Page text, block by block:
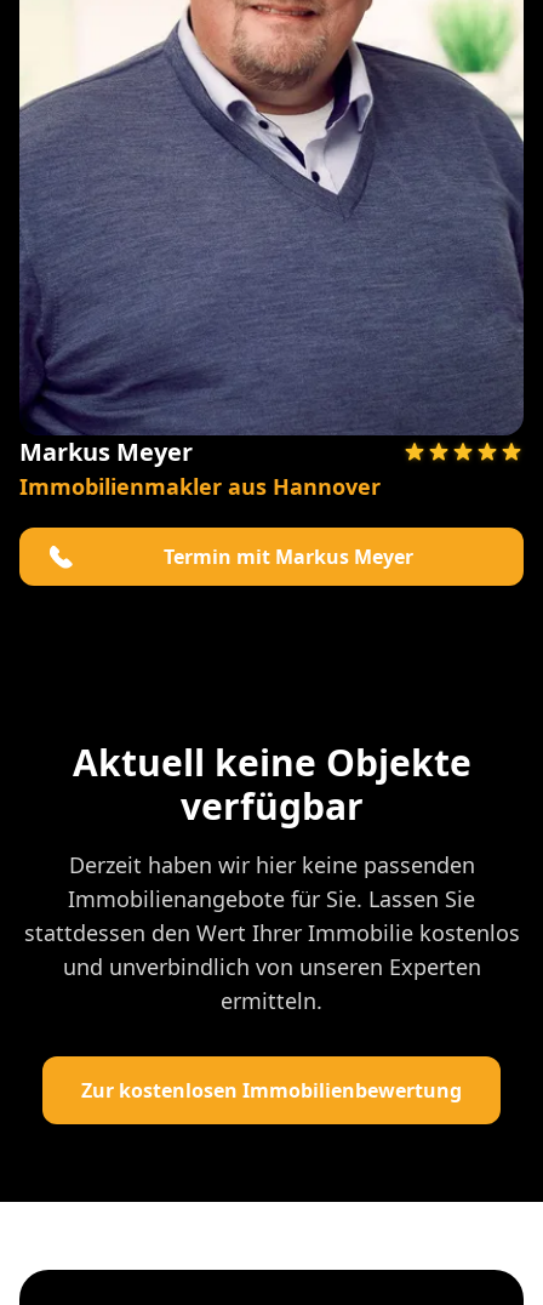
Markus Meyer
Immobilienmakler aus Hannover
Termin mit Markus Meyer
Aktuell keine Objekte
verfügbar
Derzeit haben wir hier keine passenden
Immobilienangebote für Sie. Lassen Sie
stattdessen den Wert Ihrer Immobilie kostenlos
und unverbindlich von unseren Experten
ermitteln.
Zur kostenlosen Immobilienbewertung